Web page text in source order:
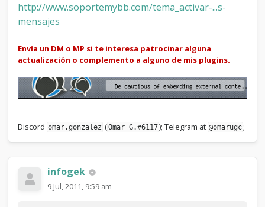
http://www.soportemybb.com/tema_activar-...s-
mensajes
Envía un DM o MP si te interesa patrocinar alguna
actualización o complemento a alguno de mis plugins.
Discord omar.gonzalez (Omar G.#6117); Telegram at @omarugc ;
infogek
9 Jul, 2011, 9:59 am